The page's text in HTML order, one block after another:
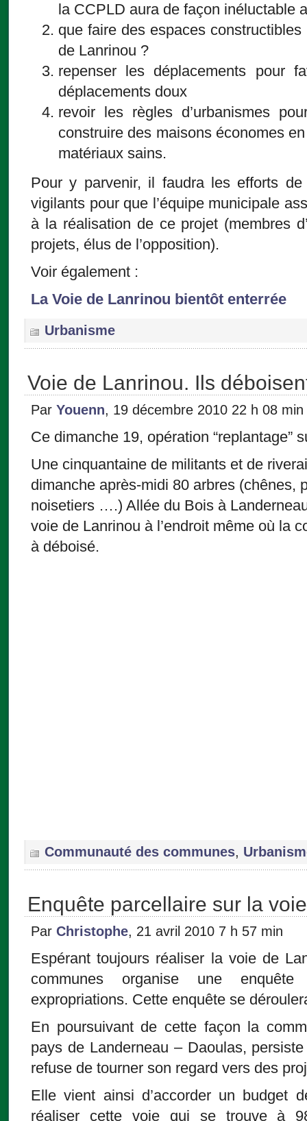
la CCPLD aura de façon inéluctable
que faire des espaces
de Lanrinou ?
repenser les déplacements pour
déplacements doux
revoir les règles d’urbanismes
construire des maisons économes
matériaux sains.
Pour y parvenir, il faudra les efforts
vigilants pour que l’équipe municipale
à la réalisation de ce projet (membres
projets, élus de l’opposition).
Voir également :
La Voie de Lanrinou bientôt enterrée
Urbanisme
Voie de Lanrinou. Ils
Par Youenn, 19 décembre 2010 22 h 08 min
Ce dimanche 19, opération “replantage”
Une cinquantaine de militants et de
dimanche après-midi 80 arbres (chênes,
noisetiers ….) Allée du Bois à
voie de Lanrinou à l’endroit même où la
à déboisé.
Communauté des communes,
Enquête parcellaire sur la
Par Christophe, 21 avril 2010 7 h 57 min
Espérant toujours réaliser la voie de
communes organise une
expropriations. Cette enquête se
En poursuivant de cette façon la
pays de Landerneau – Daoulas,
refuse de tourner son regard vers des
Elle vient ainsi d’accorder un budget
réaliser cette voie qui se trouve à